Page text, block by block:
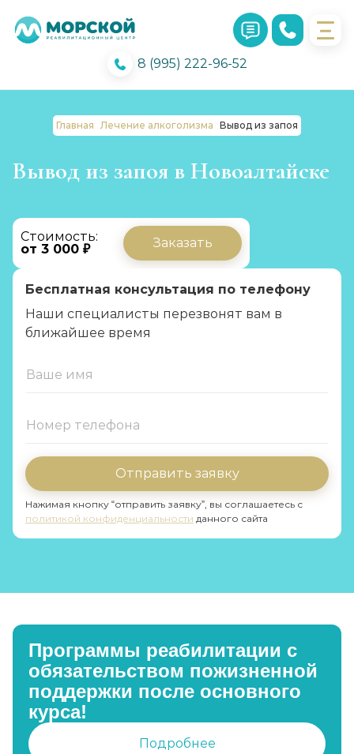
8 (995) 222-96-52
Главная Лечение алкоголизма Вывод из запоя
Вывод из запоя в Новоалтайске
Стоимость:
от 3 000 ₽
Заказать
Бесплатная консультация по телефону
Наши специалисты перезвонят вам в
ближайшее время
Отправить заявку
Нажимая кнопку “отправить заявку”, вы соглашаетесь с
политикой конфиденциальности данного сайта
Программы реабилитации с
обязательством пожизненной
поддержки после основного
курса!
Подробнее